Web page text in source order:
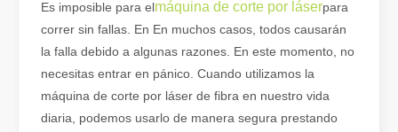
Es imposible para elmáquina de corte por láserpara
correr sin fallas. En En muchos casos, todos causarán
la falla debido a algunas razones. En este momento, no
necesitas entrar en pánico. Cuando utilizamos la
máquina de corte por láser de fibra en nuestro vida
diaria, podemos usarlo de manera segura prestando